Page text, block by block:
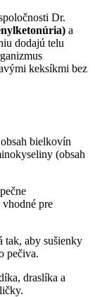
Dr.
a
dodajú telu
keksíkmi bez
bielkovín
(obsah
pre
tak, aby sušienky
pečiva.
draslíka a